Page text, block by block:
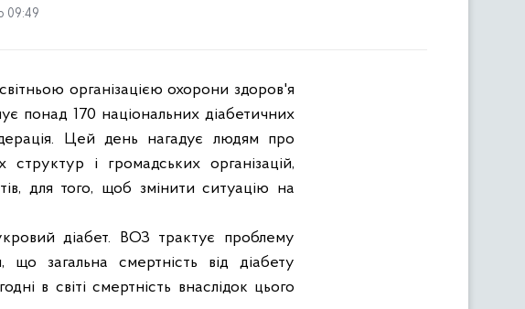
09:49
організацією охорони здоров'я
понад 170 національних діабетичних
Цей день нагадує людям про
і громадських організацій,
для того, щоб змінити ситуацію на
діабет. ВОЗ трактує проблему
що загальна смертність від діабету
в світі смертність внаслідок цього